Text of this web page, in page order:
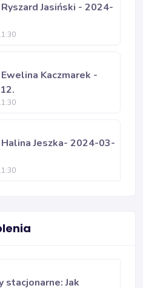
Jasiński - 2024-
Kaczmarek -
Jeszka- 2024-03-
stacjonarne: Jak